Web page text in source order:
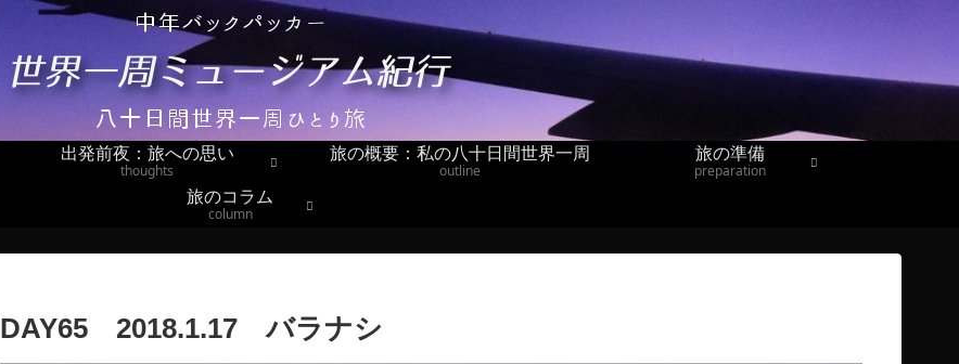
出発前夜：旅への思い
thoughts
旅の概要：私の八十日間世界一周
outline
旅の準備
preparation
旅のコラム
column
DAY65 2018.1.17 バラナシ